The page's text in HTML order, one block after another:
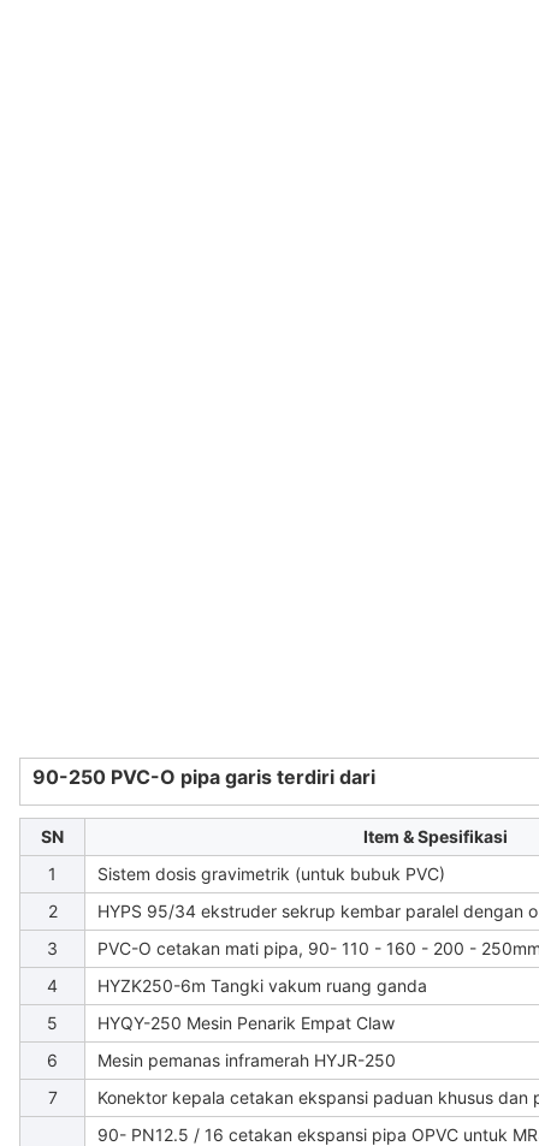
90-250 PVC-O pipa garis terdiri dari
SN
Item & Spesifikasi
1
Sistem dosis gravimetrik (untuk bubuk PVC)
2
HYPS 95/34 ekstruder sekrup kembar paralel dengan
3
PVC-O cetakan mati pipa, 90- 110 - 160 - 200 -
4
HYZK250-6m Tangki vakum ruang ganda
5
HYQY-250 Mesin Penarik Empat Claw
6
Mesin pemanas inframerah HYJR-250
7
Konektor kepala cetakan ekspansi paduan khusus dan
90- PN12.5 / 16 cetakan ekspansi pipa OPVC untuk